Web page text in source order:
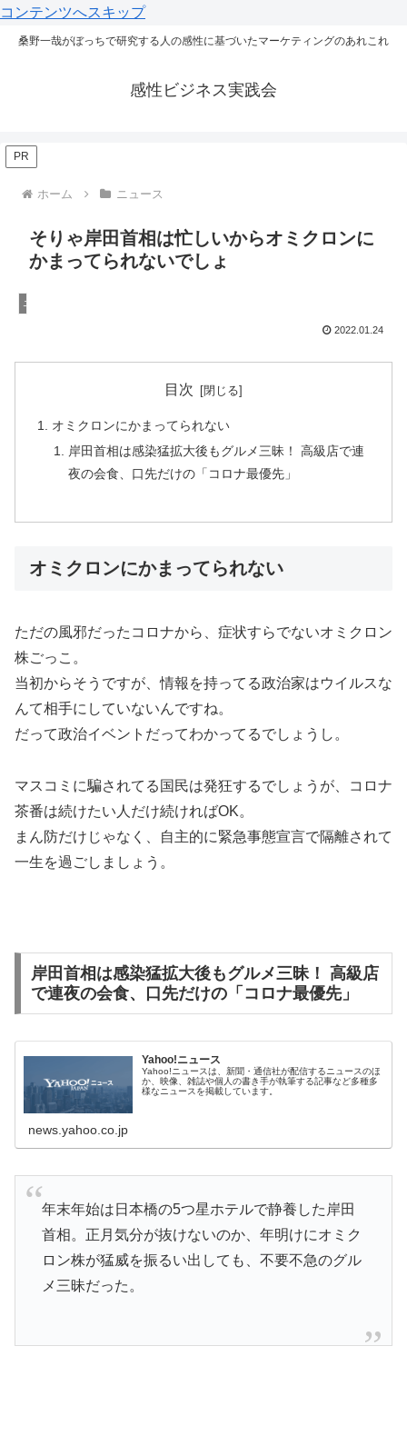
コンテンツへスキップ
桑野一哉がぼっちで研究する人の感性に基づいたマーケティングのあれこれ
感性ビジネス実践会
PR
ホーム ニュース
そりゃ岸田首相は忙しいからオミクロンに
かまってられないでしょ
ニュース
2022.01.24
目次
オミクロンにかまってられない
岸田首相は感染猛拡大後もグルメ三昧！ 高級店で連
夜の会食、口先だけの「コロナ最優先」
オミクロンにかまってられない
ただの風邪だったコロナから、症状すらでないオミクロン
株ごっこ。
当初からそうですが、情報を持ってる政治家はウイルスな
んて相手にしていないんですね。
だって政治イベントだってわかってるでしょうし。
マスコミに騙されてる国民は発狂するでしょうが、コロナ
茶番は続けたい人だけ続ければOK。
まん防だけじゃなく、自主的に緊急事態宣言で隔離されて
一生を過ごしましょう。
岸田首相は感染猛拡大後もグルメ三昧！ 高級店
で連夜の会食、口先だけの「コロナ最優先」
Yahoo!ニュース
Yahoo!ニュースは、新聞・通信社が配信するニュースのほ
か、映像、雑誌や個人の書き手が執筆する記事など多種多
様なニュースを掲載しています。
news.yahoo.co.jp
年末年始は日本橋の5つ星ホテルで静養した岸田
首相。正月気分が抜けないのか、年明けにオミク
ロン株が猛威を振るい出しても、不要不急のグル
メ三昧だった。